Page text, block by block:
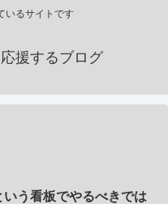
いるサイトです
援するブログ
いう看板でやるべきでは